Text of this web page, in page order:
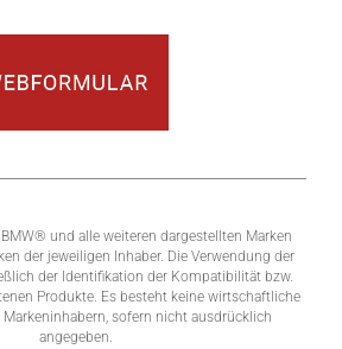
und alle weiteren dargestellten Marken
der jeweiligen Inhaber. Die Verwendung der
der Identifikation der Kompatibilität bzw.
Produkte. Es besteht keine wirtschaftliche
sofern nicht ausdrücklich
angegeben.